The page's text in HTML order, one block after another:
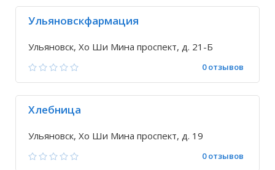
Ульяновскфармация
Ульяновск, Хо Ши Мина проспект, д. 21-Б
0 отзывов
Хлебница
Ульяновск, Хо Ши Мина проспект, д. 19
0 отзывов